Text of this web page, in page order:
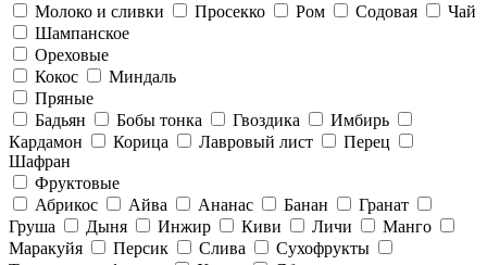
Молоко и сливки
Просекко Ром Содовая
Чай
Шампанское
Ореховые
Кокос
Миндаль
Пряные
Бадьян
Бобы тонка Гвоздика
Имбирь
Кардамон
Корица Лавровый лист
Перец
Шафран
Фруктовые
Абрикос
Айва Ананас Банан
Гранат
Груша
Дыня Инжир Киви Личи
Манго
Маракуйя
Персик Слива
Сухофрукты